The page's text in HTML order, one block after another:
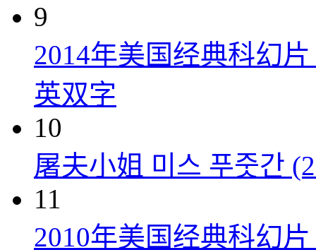
9
2014年美国经典科幻
英双字
10
屠夫小姐 미스 푸줏간
11
2010年美国经典科幻